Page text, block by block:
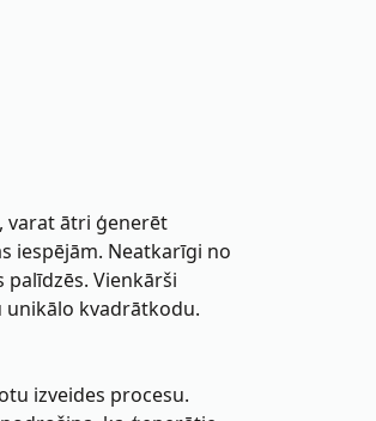
varat ātri ģenerēt
iespējām. Neatkarīgi no
Vienkārši
unikālo kvadrātkodu.
izveides procesu.